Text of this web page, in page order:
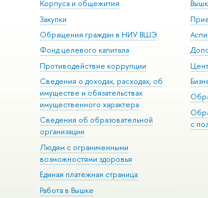
Корпуса и общежития
Закупки
Обращения граждан в НИУ ВШЭ
Фонд целевого капитала
Противодействие коррупции
Сведения о доходах, расходах, об
имуществе и обязательствах
имущественного характера
Сведения об образовательной
организации
Людям с ограниченными
возможностями здоровья
Единая платежная страница
Работа в Вышке
с